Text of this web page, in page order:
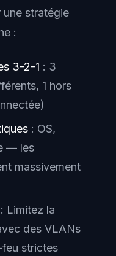
une stratégie
:
3-2-1 : 3
1 hors
: OS,
— les
massivement
: Limitez la
des VLANs
strictes